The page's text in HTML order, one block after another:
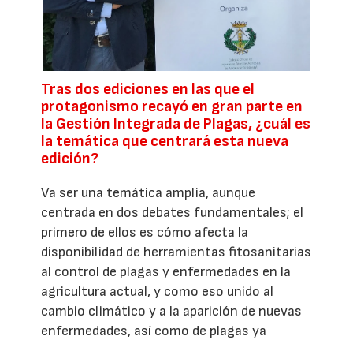
Tras dos ediciones en las que el
protagonismo recayó en gran parte en
la Gestión Integrada de Plagas, ¿cuál es
la temática que centrará esta nueva
edición?
Va ser una temática amplia, aunque
centrada en dos debates fundamentales; el
primero de ellos es cómo afecta la
disponibilidad de herramientas fitosanitarias
al control de plagas y enfermedades en la
agricultura actual, y como eso unido al
cambio climático y a la aparición de nuevas
enfermedades, así como de plagas ya